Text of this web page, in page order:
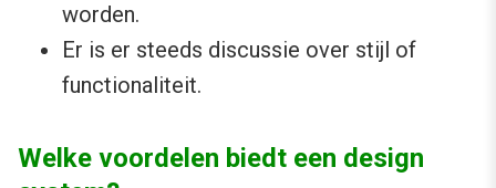
worden.
Er is er steeds discussie over stijl of
functionaliteit.
Welke voordelen biedt een design